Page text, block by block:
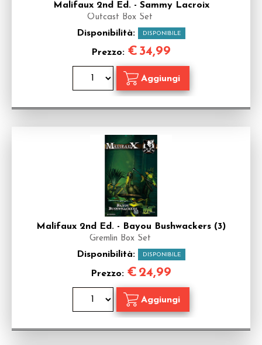
Malifaux 2nd Ed. - Sammy Lacroix
Outcast Box Set
Disponibilità: DISPONIBILE
Prezzo: € 34,99
Malifaux 2nd Ed. - Bayou Bushwackers (3)
Gremlin Box Set
Disponibilità: DISPONIBILE
Prezzo: € 24,99